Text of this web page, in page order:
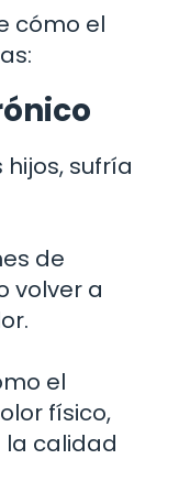
cómo el
sufría
de
volver a
el
físico,
calidad